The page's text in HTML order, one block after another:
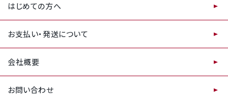
はじめての方へ
お支払い・発送について
会社概要
お問い合わせ